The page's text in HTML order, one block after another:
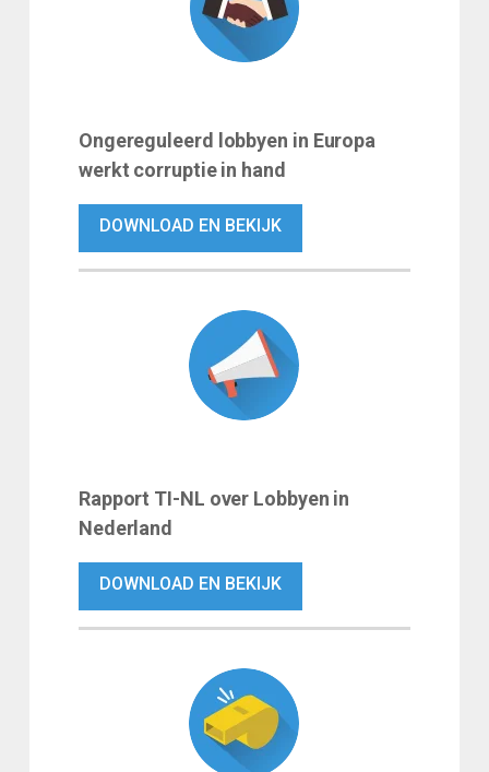
Ongereguleerd lobbyen in Europa
werkt corruptie in hand
DOWNLOAD EN BEKIJK
Rapport TI-NL over Lobbyen in
Nederland
DOWNLOAD EN BEKIJK